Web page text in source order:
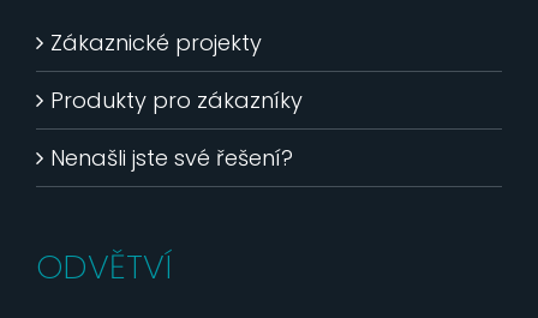
Zákaznické projekty
Produkty pro zákazníky
Nenašli jste své řešení?
ODVĚTVÍ